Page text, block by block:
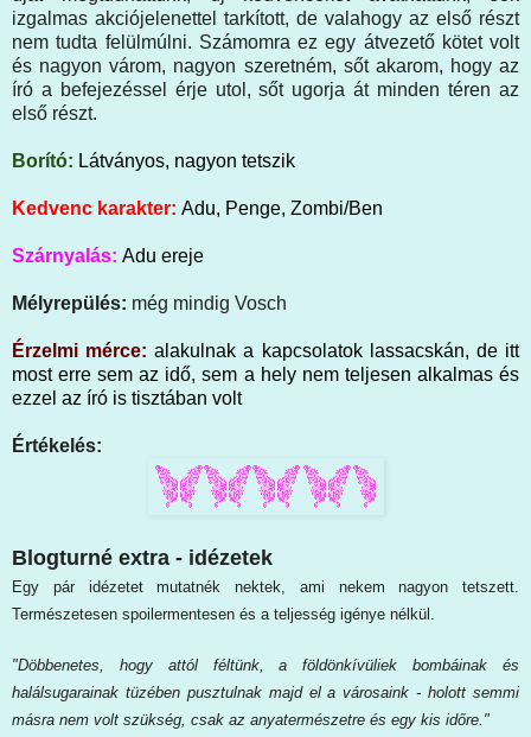
izgalmas akciójelenettel tarkított, de valahogy az első részt
nem tudta felülmúlni. Számomra ez egy átvezető kötet volt
és nagyon várom, nagyon szeretném, sőt akarom, hogy az
író a befejezéssel érje utol, sőt ugorja át minden téren az
első részt.
Borító: Látványos, nagyon tetszik
Kedvenc karakter: Adu, Penge, Zombi/Ben
Szárnyalás: Adu ereje
Mélyrepülés: még mindig Vosch
Érzelmi mérce:alakulnak a kapcsolatok lassacskán, de itt
most erre sem az idő, sem a hely nem teljesen alkalmas és
ezzel az író is tisztában volt
Értékelés:
Blogturné extra - idézetek
Egy pár idézetet mutatnék nektek, ami nekem nagyon tetszett.
Természetesen spoilermentesen és a teljesség igénye nélkül.
"Döbbenetes, hogy attól féltünk, a földönkívüliek bombáinak és
halálsugarainak tüzében pusztulnak majd el a városaink - holott semmi
másra nem volt szükség, csak az anyatermészetre és egy kis időre."